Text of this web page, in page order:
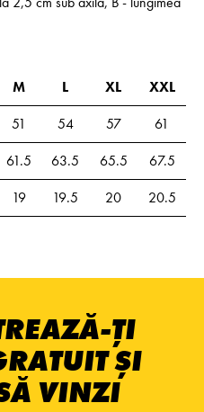
M L XL
XXL
51 54 57
61
61.5 63.5 65.5
67.5
19 19.5 20 20.5
ȚI
ȘI
VINZI